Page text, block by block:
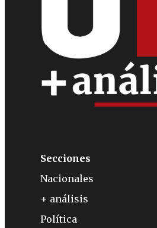
Secciones
Nacionales
+ análisis
Política